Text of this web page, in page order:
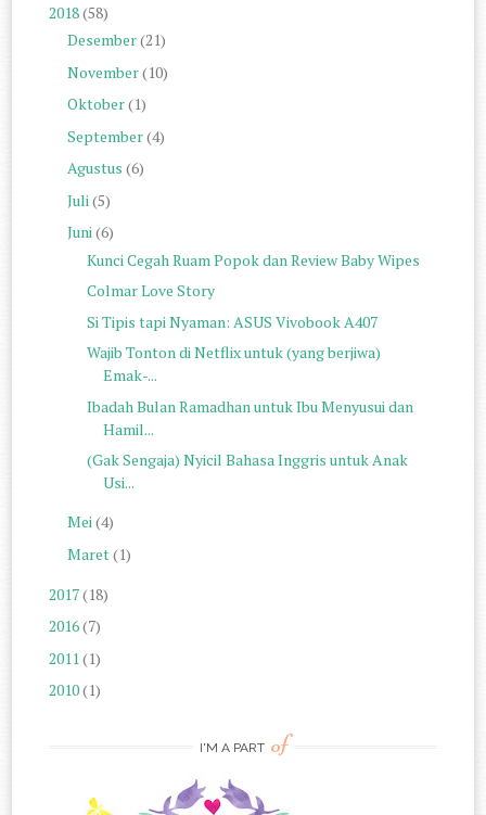
2018(58)
Desember(21)
November(10)
Oktober(1)
September(4)
Agustus (6)
Juli (5)
Juni(6)
Kunci Cegah Ruam Popok dan Review Baby Wipes
Colmar Love Story
Si Tipis tapi Nyaman: ASUS Vivobook A407
Wajib Tonton di Netflix untuk (yang berjiwa)
Emak-...
Ibadah Bulan Ramadhan untuk Ibu Menyusui dan
Hamil...
(Gak Sengaja) Nyicil Bahasa Inggris untuk Anak
Usi...
Mei(4)
Maret (1)
2017(18)
2016(7)
2011 (1)
2010(1)
I'M A PART of